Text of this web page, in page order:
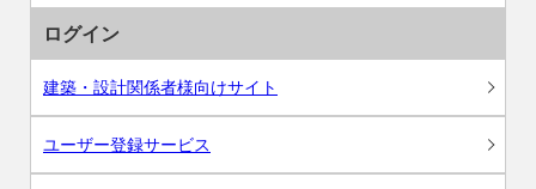
ログイン
建築・設計関係者様向けサイト
ユーザー登録サービス